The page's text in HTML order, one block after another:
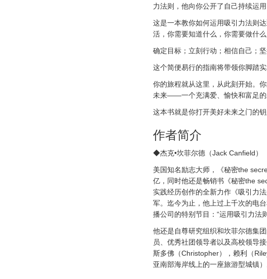
力法则，他向你公开了自己持续运
这是一本教你如何运用吸引力法则
活，你需要知道什么，你需要做什么
确定目标；立刻行动；相信自己；坚
这个简便易行的指南将带领你脚踏
你的旅程就从这里，从此刻开始。
未来——一个充满爱、愉快和富足的
这本书就是你打开美好未来之门的钥
作者简介
◆杰克•坎菲尔德（Jack Canfield）
美国知名励志大师，《秘密the
亿，同时他还是畅销书《秘密the
实践经历创作的全新力作《吸引力
军。迄今为止，他上过上千次的电
播公司的特别节目：“运用吸引力法则
他还是自尊研究组织和坎菲尔德集
员、优秀社团领导者以及高校领导
斯多佛（Christopher），赖利（
亚南部海岸线上的一座旅游型城镇）